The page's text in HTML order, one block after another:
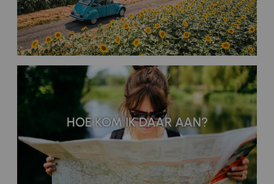
HOE KOM IK DAAR AAN?